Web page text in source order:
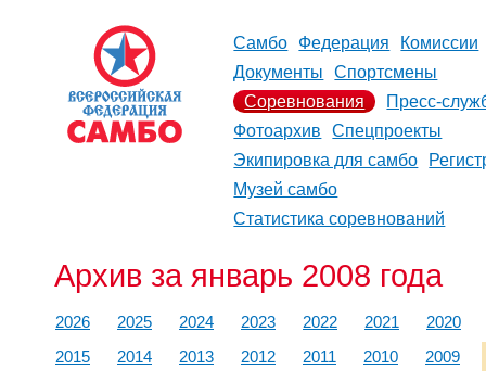
Самбо Федерация
Комиссии
Документы
Спортсмены
Соревнования
Пресс-
Фотоархив
Спецпроекты
Экипировка для самбо
Музей самбо
Статистика соревнований
Архив за январь 2008 года
2026 2025 2024 2023 2022 2021
2020
2015
2014 2013 2012 2011 2010 2009